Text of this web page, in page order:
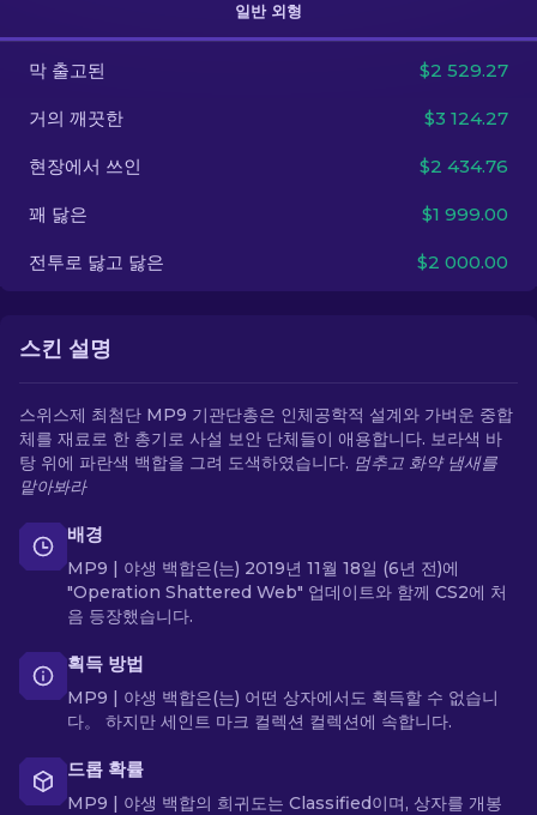
기타
일반 외형
막 출고된 $2 529.27
거의 깨끗한 $3 124.27
현장에서 쓰인 $2 434.76
꽤 닳은 $1 999.00
전투로 닳고 닳은 $2 000.00
스킨 설명
스위스제 최첨단 MP9 기관단총은 인체공학적 설계와 가벼운 중합
체를 재료로 한 총기로 사설 보안 단체들이 애용합니다. 보라색 바
탕 위에 파란색 백합을 그려 도색하였습니다. 멈추고 화약 냄새를
맡아봐라
배경
MP9 | 야생 백합은(는) 2019년 11월 18일 (6년 전)에
"Operation Shattered Web" 업데이트와 함께 CS2에 처
음 등장했습니다.
획득 방법
MP9 | 야생 백합은(는) 어떤 상자에서도 획득할 수 없습니
다。 하지만 세인트 마크 컬렉션 컬렉션에 속합니다.
드롭 확률
MP9 | 야생 백합의 희귀도는 Classified이며, 상자를 개봉